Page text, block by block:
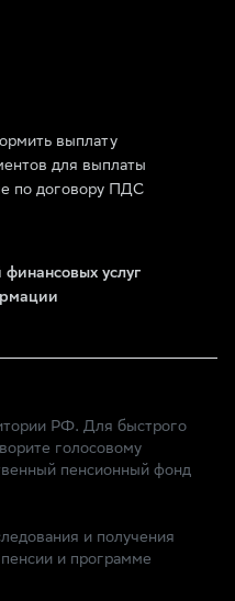
выплату
для выплаты
по договору ПДС
услуг
РФ. Для быстрого
голосовому
пенсионный фонд
и получения
и программе